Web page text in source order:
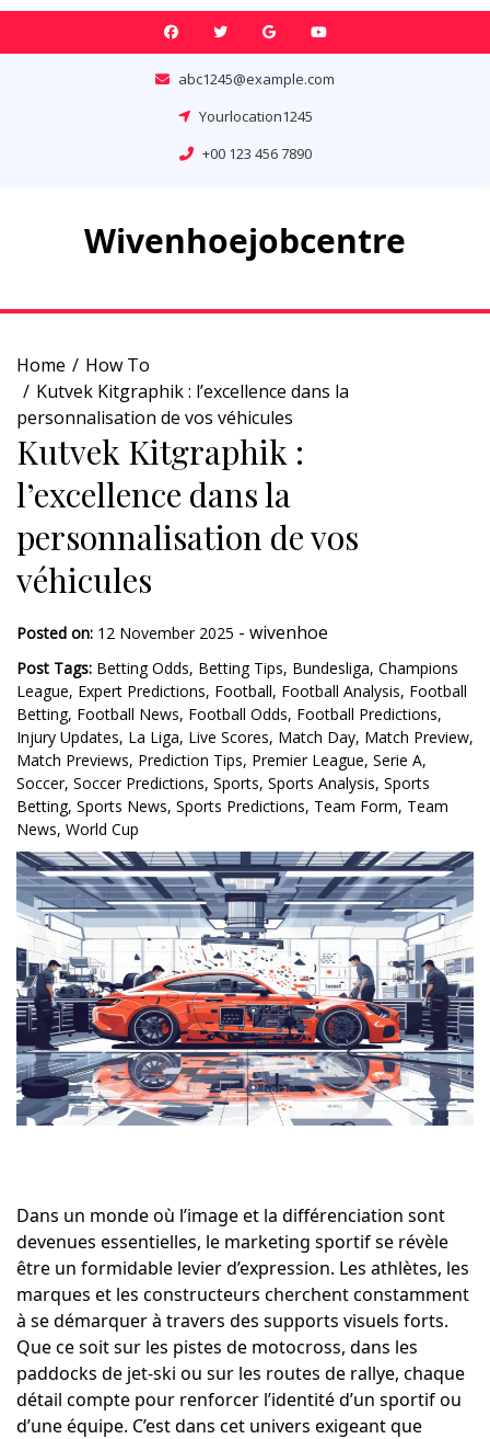
Skip
abc1245@example.com
Yourlocation1245
+00 123 456 7890
Wivenhoejobcentre
Home
How To
Kutvek Kitgraphik : l’excellence dans la
personnalisation de vos véhicules
Kutvek Kitgraphik :
l’excellence dans la
personnalisation de vos
véhicules
Posted on: 12 November 2025 - wivenhoe
Post Tags: Betting Odds, Betting Tips, Bundesliga, Champions
League, Expert Predictions, Football, Football Analysis, Football
Betting, Football News, Football Odds, Football Predictions,
Injury Updates, La Liga, Live Scores, Match Day, Match Preview,
Match Previews, Prediction Tips, Premier League, Serie A,
Soccer, Soccer Predictions, Sports, Sports Analysis, Sports
Betting, Sports News, Sports Predictions, Team Form, Team
News, World Cup
Dans un monde où l’image et la différenciation sont
devenues essentielles, le marketing sportif se révèle
être un formidable levier d’expression. Les athlètes, les
marques et les constructeurs cherchent constamment
à se démarquer à travers des supports visuels forts.
Que ce soit sur les pistes de motocross, dans les
paddocks de jet-ski ou sur les routes de rallye, chaque
détail compte pour renforcer l’identité d’un sportif ou
d’une équipe. C’est dans cet univers exigeant que